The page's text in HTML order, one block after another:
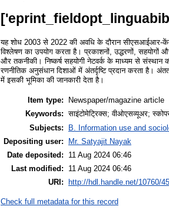
यह शोध 2003 से 2022 की अवधि के दौरान सीएसआईआर-
विश्लेषण का उपयोग करता है। प्रकाशनों, उद्धरणों,
और तकनीकी। निष्कर्ष सहयोगी नेटवर्क के माध्यम से संस्थान
रणनीतिक अनुसंधान दिशाओं में अंतर्दृष्टि प्रदान करता है।
में इसकी भूमिका की जानकारी देता है।
Item type:
Newspaper/magazine article
Keywords: साइंटोमेट्रिक्स; वीओएसव्यूअर;
Subjects:
B. Information use and
Depositing user:
Mr. Satyajit Nayak
Date deposited:
11 Aug 2024 06:46
Last modified:
11 Aug 2024 06:46
URI:
http://hdl.handle.net/10760/
Check full metadata for this record